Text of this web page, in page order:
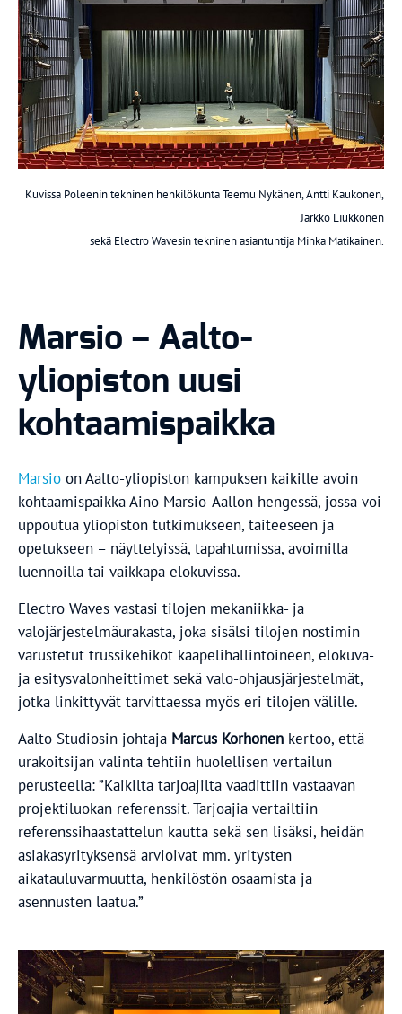
Kuvissa Poleenin tekninen henkilökunta Teemu Nykänen, Antti Kaukonen,
Jarkko Liukkonen
sekä Electro Wavesin tekninen asiantuntija Minka Matikainen.
Marsio – Aalto-
yliopiston uusi
kohtaamispaikka
Marsio on Aalto-yliopiston kampuksen kaikille avoin
kohtaamispaikka Aino Marsio-Aallon hengessä, jossa voi
uppoutua yliopiston tutkimukseen, taiteeseen ja
opetukseen – näyttelyissä, tapahtumissa, avoimilla
luennoilla tai vaikkapa elokuvissa.
Electro Waves vastasi tilojen mekaniikka- ja
valojärjestelmäurakasta, joka sisälsi tilojen nostimin
varustetut trussikehikot kaapelihallintoineen, elokuva-
ja esitysvalonheittimet sekä valo-ohjausjärjestelmät,
jotka linkittyvät tarvittaessa myös eri tilojen välille.
Aalto Studiosin johtaja Marcus Korhonen kertoo, että
urakoitsijan valinta tehtiin huolellisen vertailun
perusteella: ”Kaikilta tarjoajilta vaadittiin vastaavan
projektiluokan referenssit. Tarjoajia vertailtiin
referenssihaastattelun kautta sekä sen lisäksi, heidän
asiakasyrityksensä arvioivat mm. yritysten
aikatauluvarmuutta, henkilöstön osaamista ja
asennusten laatua.”